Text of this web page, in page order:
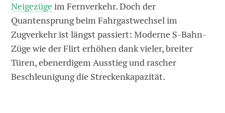
Neigezügeim Fernverkehr. Doch der
Quantensprung beim Fahrgastwechsel im
Zugverkehr ist längst passiert: Moderne S-Bahn-
Züge wie der Flirt erhöhen dank vieler, breiter
Türen, ebenerdigem Ausstieg und rascher
Beschleunigung die Streckenkapazität.